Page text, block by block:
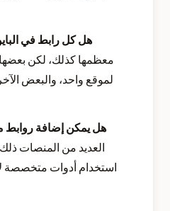
هل كل رابط في
معظمها كذلك، لكن
لموقع واحد، والبعض
هل يمكن إضافة روابط
العديد من المنصات
استخدام أدوات متخصصة